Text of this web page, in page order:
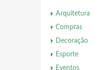
Arquitetura
Compras
Decoração
Esporte
Eventos